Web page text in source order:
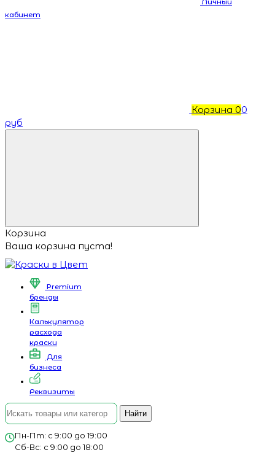
кабинет
Корзина 00
руб
Корзина
Ваша корзина пуста!
Premium
бренды
Калькулятор
расхода
краски
Для
бизнеса
Реквизиты
Найти
Пн-Пт: с 9:00 до 19:00
Сб-Вс: с 9:00 до 18:00